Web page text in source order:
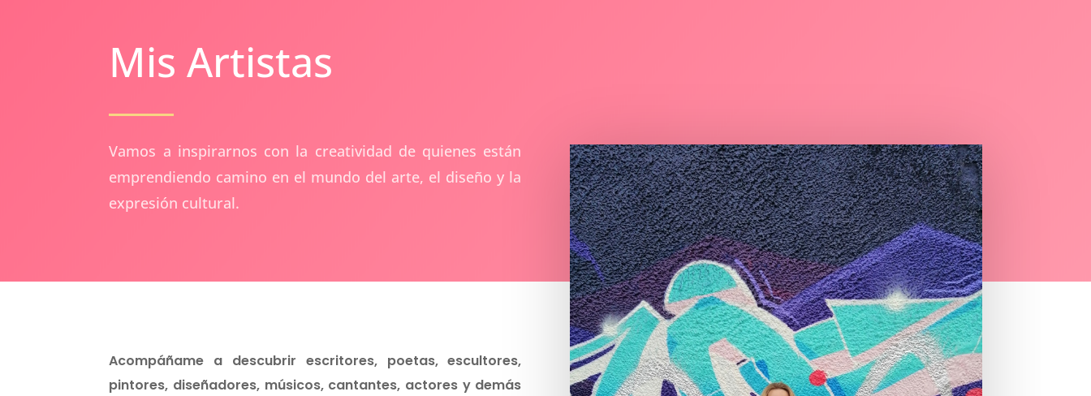
Mis Artistas
Vamos a inspirarnos con la creatividad de quienes están
emprendiendo camino en el mundo del arte, el diseño y la
expresión cultural.
Acompáñame a descubrir escritores, poetas, escultores,
pintores, diseñadores, músicos, cantantes, actores y demás